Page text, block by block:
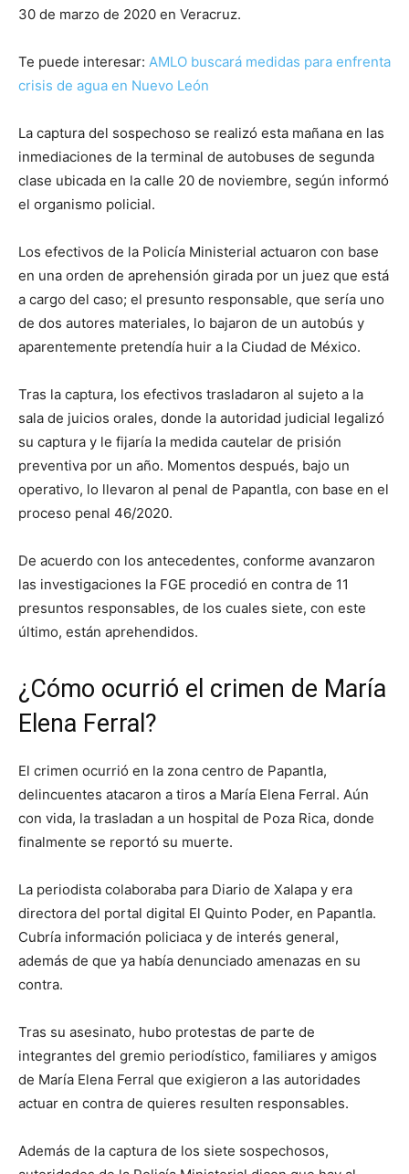
30 de marzo de 2020 en Veracruz.
Te puede interesar: AMLO buscará medidas para enfrenta
crisis de agua en Nuevo León
La captura del sospechoso se realizó esta mañana en las
inmediaciones de la terminal de autobuses de segunda
clase ubicada en la calle 20 de noviembre, según informó
el organismo policial.
Los efectivos de la Policía Ministerial actuaron con base
en una orden de aprehensión girada por un juez que está
a cargo del caso; el presunto responsable, que sería uno
de dos autores materiales, lo bajaron de un autobús y
aparentemente pretendía huir a la Ciudad de México.
Tras la captura, los efectivos trasladaron al sujeto a la
sala de juicios orales, donde la autoridad judicial legalizó
su captura y le fijaría la medida cautelar de prisión
preventiva por un año. Momentos después, bajo un
operativo, lo llevaron al penal de Papantla, con base en el
proceso penal 46/2020.
De acuerdo con los antecedentes, conforme avanzaron
las investigaciones la FGE procedió en contra de 11
presuntos responsables, de los cuales siete, con este
último, están aprehendidos.
¿Cómo ocurrió el crimen de María
Elena Ferral?
El crimen ocurrió en la zona centro de Papantla,
delincuentes atacaron a tiros a María Elena Ferral. Aún
con vida, la trasladan a un hospital de Poza Rica, donde
finalmente se reportó su muerte.
La periodista colaboraba para Diario de Xalapa y era
directora del portal digital El Quinto Poder, en Papantla.
Cubría información policiaca y de interés general,
además de que ya había denunciado amenazas en su
contra.
Tras su asesinato, hubo protestas de parte de
integrantes del gremio periodístico, familiares y amigos
de María Elena Ferral que exigieron a las autoridades
actuar en contra de quieres resulten responsables.
Además de la captura de los siete sospechosos,